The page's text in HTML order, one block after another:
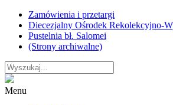
Skip
content
Zamówienia i przetargi
Diecezjalny Ośrodek Rekolekcyjno-
Pustelnia bł. Salomei
(Strony archiwalne)
Menu